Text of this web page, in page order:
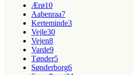
Ærø10
Aabenraa7
Kerteminde3
Vejle30
Vejen8
Varde9
Tønder5
Sønderborg6